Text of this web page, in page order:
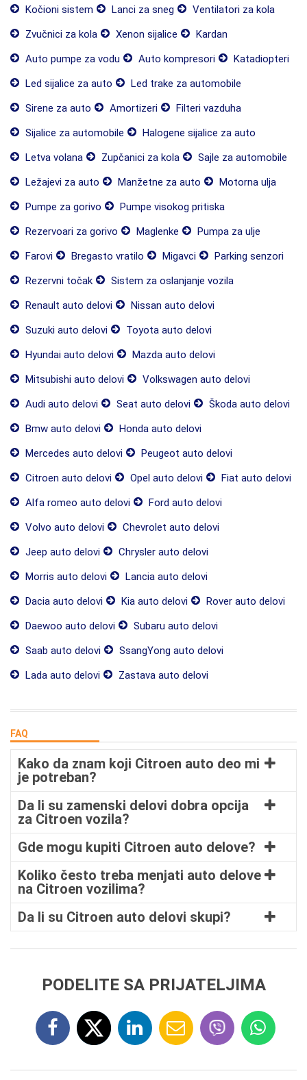
Kočioni sistem Lanci za sneg
Ventilatori za kola
Zvučnici za kola
Xenon sijalice
Kardan
Auto pumpe za vodu
Auto kompresori
Katadiopteri
Led sijalice za auto
Led trake za automobile
Sirene za auto
Amortizeri
Filteri vazduha
Sijalice za automobile
Halogene sijalice za auto
Letva volana
Zupčanici za kola
Sajle za automobile
Ležajevi za auto
Manžetne za auto
Motorna ulja
Pumpe za gorivo
Pumpe visokog pritiska
Rezervoari za gorivo
Maglenke
Pumpa za ulje
Farovi
Bregasto vratilo Migavci
Parking senzori
Rezervni točak
Sistem za oslanjanje vozila
Renault auto delovi
Nissan auto delovi
Suzuki auto delovi
Toyota auto delovi
Hyundai auto delovi
Mazda auto delovi
Mitsubishi auto delovi
Volkswagen auto delovi
Audi auto delovi
Seat auto delovi
Škoda auto delovi
Bmw auto delovi
Honda auto delovi
Mercedes auto delovi
Peugeot auto delovi
Citroen auto delovi
Opel auto delovi
Fiat auto delovi
Alfa romeo auto delovi
Ford auto delovi
Volvo auto delovi
Chevrolet auto delovi
Jeep auto delovi
Chrysler auto delovi
Morris auto delovi
Lancia auto delovi
Dacia auto delovi
Kia auto delovi
Rover auto delovi
Daewoo auto delovi
Subaru auto delovi
Saab auto delovi
SsangYong auto delovi
Lada auto delovi
Zastava auto delovi
FAQ
Kako da znam koji Citroen auto deo mi
je potreban?
Da li su zamenski delovi dobra opcija
za Citroen vozila?
Gde mogu kupiti Citroen auto delove?
Koliko često treba menjati auto delove
na Citroen vozilima?
Da li su Citroen auto delovi skupi?
PODELITE SA PRIJATELJIMA